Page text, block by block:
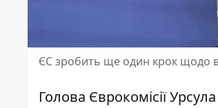
ЄС зробить ще один крок щодо
Голова Єврокомісії